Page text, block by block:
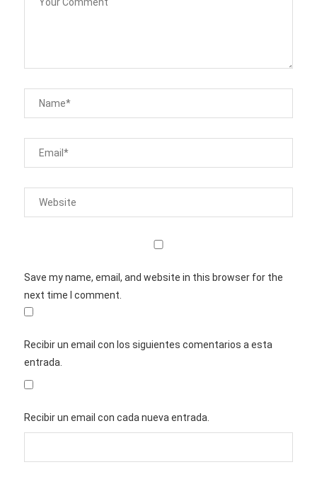
Save my name, email, and website in this browser for the
next time I comment.
Recibir un email con los siguientes comentarios a esta
entrada.
Recibir un email con cada nueva entrada.